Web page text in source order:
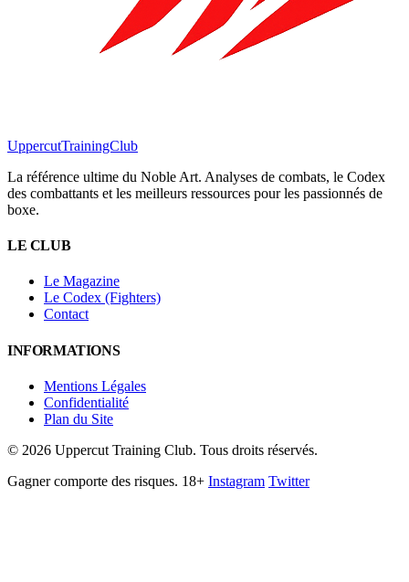
UppercutTrainingClub
La référence ultime du Noble Art. Analyses de combats, le Codex
des combattants et les meilleurs ressources pour les passionnés de
boxe.
LE CLUB
Le Magazine
Le Codex (Fighters)
Contact
INFORMATIONS
Mentions Légales
Confidentialité
Plan du Site
© 2026 Uppercut Training Club. Tous droits réservés.
Gagner comporte des risques. 18+ Instagram Twitter